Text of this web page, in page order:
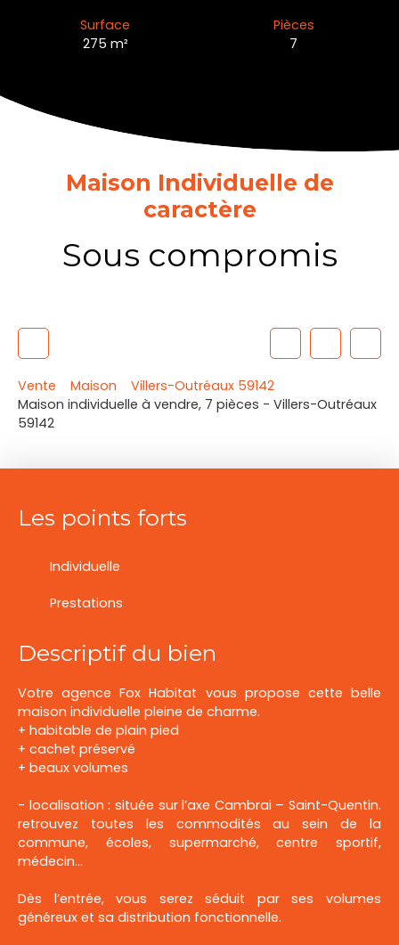
Surface
275 m²
Pièces
7
Maison Individuelle de
caractère
Sous compromis
Vente Maison
Villers-Outréaux 59142
Maison individuelle à vendre, 7 pièces - Villers-Outréaux
59142
Les points forts
Individuelle
Prestations
Descriptif du bien
Votre agence Fox Habitat vous propose cette belle
maison individuelle pleine de charme.
+ habitable de plain pied
+ cachet préservé
+ beaux volumes
- localisation : située sur l’axe Cambrai – Saint-Quentin.
retrouvez toutes les commodités au sein de la
commune, écoles, supermarché, centre sportif,
médecin...
Dès l’entrée, vous serez séduit par ses volumes
généreux et sa distribution fonctionnelle.